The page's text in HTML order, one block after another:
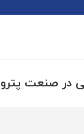
در صنعت